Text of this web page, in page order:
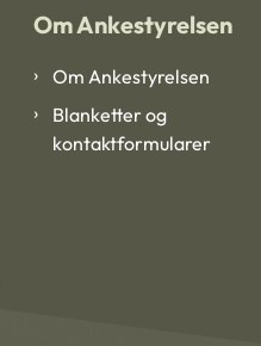
Om Ankestyrelsen
Om Ankestyrelsen
Blanketter og
kontaktformularer